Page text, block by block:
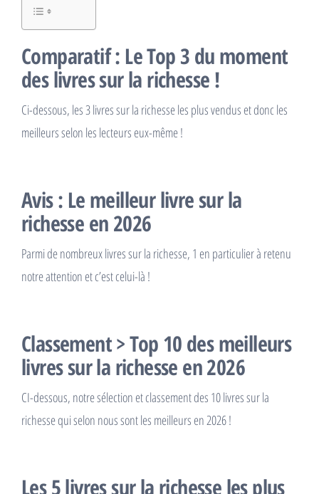
Comparatif : Le Top 3 du moment
des livres sur la richesse !
Ci-dessous, les 3 livres sur la richesse les plus vendus et donc les
meilleurs selon les lecteurs eux-même !
Avis : Le meilleur livre sur la
richesse en 2026
Parmi de nombreux livres sur la richesse, 1 en particulier à retenu
notre attention et c’est celui-là !
Classement > Top 10 des meilleurs
livres sur la richesse en 2026
CI-dessous, notre sélection et classement des 10 livres sur la
richesse qui selon nous sont les meilleurs en 2026 !
Les 5 livres sur la richesse les plus